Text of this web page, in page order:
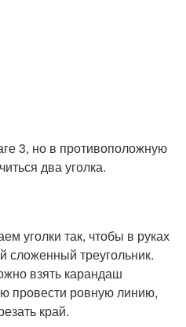
3, но в противоположную
два уголка.
уголки так, чтобы в руках
сложенный треугольник.
взять карандаш
провести ровную линию,
край.